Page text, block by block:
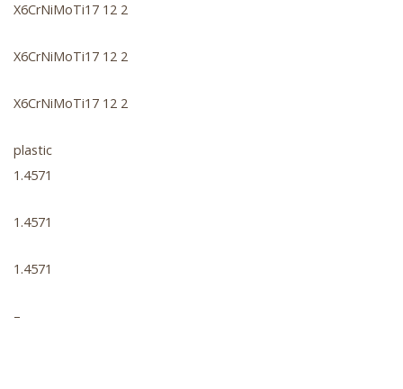
X6CrNiMoTi17 12 2
X6CrNiMoTi17 12 2
X6CrNiMoTi17 12 2
plastic
1.4571
1.4571
1.4571
–